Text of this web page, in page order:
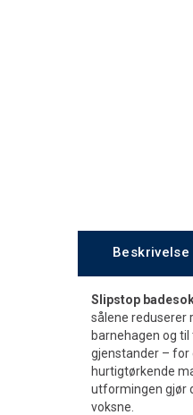
Beskrivelse
Slipstop
sålene reduserer
barnehagen og
gjenstander – for
hurtigtørkende
utformingen gjør
voksne.